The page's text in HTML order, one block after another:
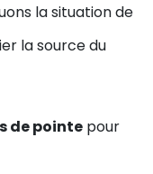
la situation de
la source du
de pointe pour